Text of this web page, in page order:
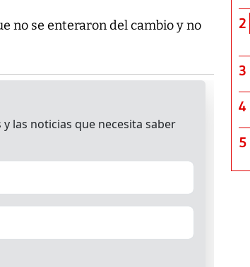
no se enteraron del cambio y no
2
3
4
5